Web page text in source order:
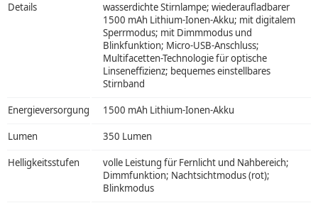
Details
wasserdichte Stirnlampe; wiederaufladbarer
1500 mAh Lithium-Ionen-Akku; mit digitalem
Sperrmodus; mit Dimmmodus und
Blinkfunktion; Micro-USB-Anschluss;
Multifacetten-Technologie für optische
Linseneffizienz; bequemes einstellbares
Stirnband
Energieversorgung 1500 mAh Lithium-Ionen-Akku
Lumen 350 Lumen
Helligkeitsstufen
volle Leistung für Fernlicht und Nahbereich;
Dimmfunktion; Nachtsichtmodus (rot);
Blinkmodus